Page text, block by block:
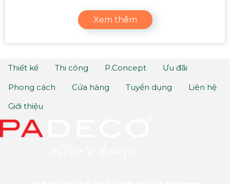
Xem thêm
Thiết kế Thi công P.Concept
Ưu đãi
Phong cách
Cửa hàng Tuyển dụng
Liên hệ
Giới thiệu